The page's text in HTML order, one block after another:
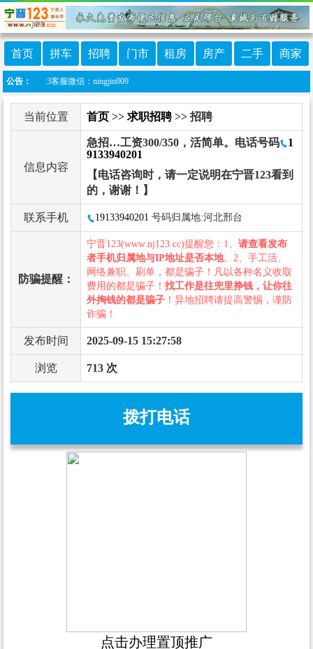
首页 拼车 招聘 门市 租房 房产 二手 商家
公告：
宁晋123客服微信：ningjin009
当前位置 首页 >> 求职招聘>> 招聘
信息内容
急招…工资300/350，活简单。电话号码
1
9133940201
【电话咨询时，请一定说明在宁晋123看到
的，谢谢！】
联系手机 19133940201 号码归属地:河北邢台
防骗提醒：
宁晋123(www.nj123.cc)提醒您：1、 请查看发布
者手机归属地与IP地址是否本地。2、手工活、
网络兼职、刷单，都是骗子！凡以各种名义收取
费用的都是骗子！ 找工作是往兜里挣钱，让你往
外掏钱的都是骗子 ！异地招聘请提高警惕，谨防
诈骗！
发布时间 2025-09-15 15:27:58
浏览 713 次
拨打电话
点击办理置顶推广